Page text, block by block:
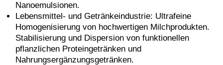
Nanoemulsionen.
Lebensmittel- und Getränkeindustrie: Ultrafeine
Homogenisierung von hochwertigen Milchprodukten.
Stabilisierung und Dispersion von funktionellen
pflanzlichen Proteingetränken und
Nahrungsergänzungsgetränken.